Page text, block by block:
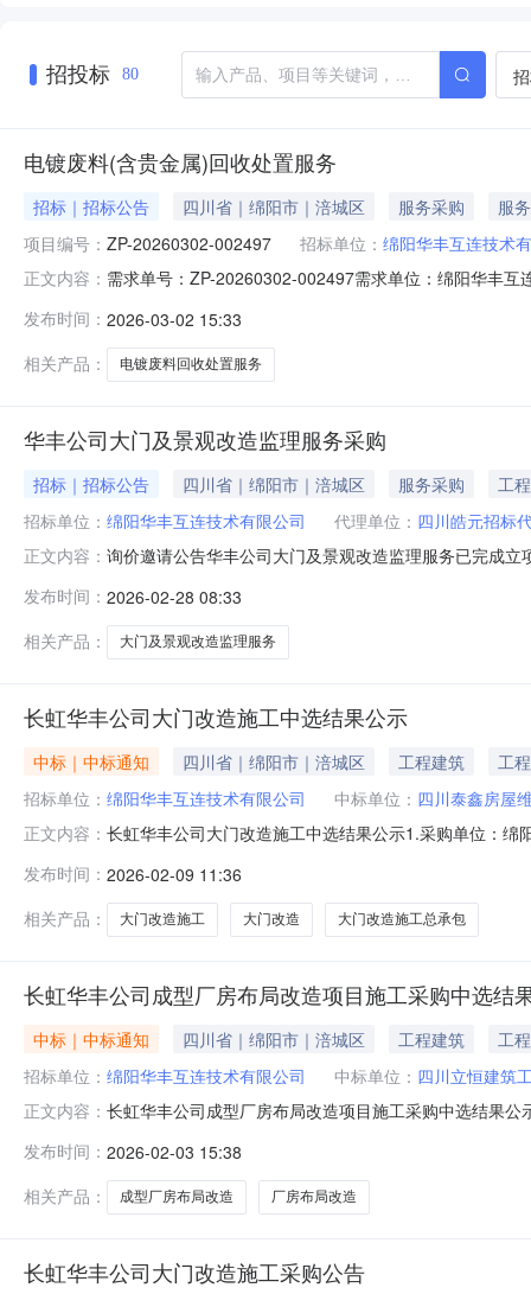
招投标 80
电镀废料(含贵金属)回收处置服务
招标｜招标公告 四川省｜绵阳市｜涪城区 服务采购
服务
项目编号： ZP-20260302-002497 招标单位： 绵阳华丰互连技术
正文内容： 需求单号：ZP-20260302-002497需求单位：绵阳华丰
要求：提供营业执照（含“再生资源回收”、“贵金属回收
月
发布时间： 2026-03-02 15:33
相关产品：
电镀废料回收处置服务
华丰公司大门及景观改造监理服务采购
招标｜招标公告 四川省｜绵阳市｜涪城区 服务采购
工程
招标单位： 绵阳华丰互连技术有限公司 代理单位： 四川皓元招标
正文内容： 询价邀请公告华丰公司大门及景观改造监理服务已完成
资质条件及其他要求：1.具有独立承担民事责任的能力
的财务会计制度（提供承诺函）；4.
发布时间： 2026-02-28 08:33
相关产品：
大门及景观改造监理服务
长虹华丰公司大门改造施工中选结果公示
中标｜中标通知 四川省｜绵阳市｜涪城区 工程建筑
工程
招标单位： 绵阳华丰互连技术有限公司 中标单位： 四川泰鑫房屋
正文内容： 长虹华丰公司大门改造施工中选结果公示1.采购单位：
187822450098.投诉监督：（1）长虹集团纪检部门联系
发布时间： 2026-02-09 11:36
相关产品：
大门改造施工 大门改造 大门改造施工总承包
长虹华丰公司成型厂房布局改造项目施工采购中选结
中标｜中标通知 四川省｜绵阳市｜涪城区 工程建筑
工程
招标单位： 绵阳华丰互连技术有限公司 中标单位： 四川立恒建筑
正文内容： 长虹华丰公司成型厂房布局改造项目施工采购中选结果
6日联系人：高老师联系电话：187822450098.投诉监督
发布时间： 2026-02-03 15:38
相关产品：
成型厂房布局改造 厂房布局改造
长虹华丰公司大门改造施工采购公告